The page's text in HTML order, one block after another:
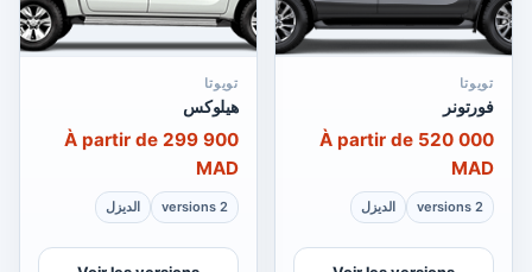
تويوتا
فورتونر
À partir de 520 000
MAD
2 versions الديزل
تويوتا
هيلوكس
À partir de 299 900
MAD
2 versions الديزل